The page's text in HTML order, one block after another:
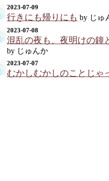
2023-07-09
行きにも帰りにも by じゅ
2023-07-08
混乱の夜も、夜明けの鐘
by じゅんか
2023-07-07
むかしむかしのことじゃ